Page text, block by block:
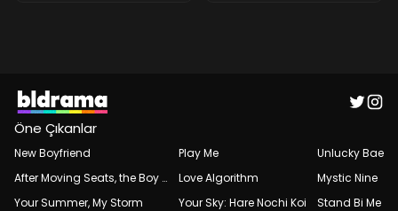
Öne Çıkanlar
New Boyfriend
After Moving Seats, the Boy Behind Me Has a Crush on Me
Your Summer, My Storm
Play Me
Love Algorithm
Your Sky: Hare Nochi Koi
Unlucky Bae
Mystic Nine
Stand Bi Me